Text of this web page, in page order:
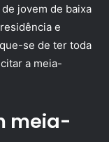
jovem de baixa
e
se de ter toda
a meia-
meia-